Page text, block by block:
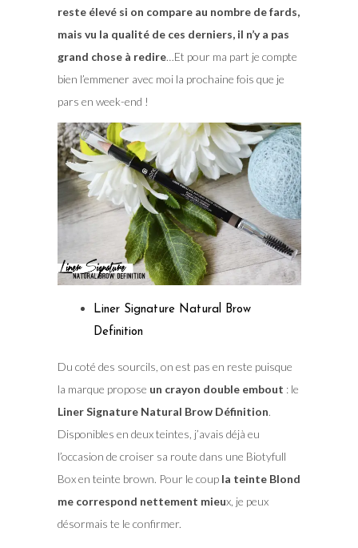
reste élevé si on compare au nombre de fards,
mais vu la qualité de ces derniers, il n’y a pas
grand chose à redire…Et pour ma part je compte
bien l’emmener avec moi la prochaine fois que je
pars en week-end !
Liner Signature Natural Brow
Definition
Du coté des sourcils, on est pas en reste puisque
la marque propose un crayon double embout : le
Liner Signature Natural Brow Définition.
Disponibles en deux teintes, j’avais déjà eu
l’occasion de croiser sa route dans une Biotyfull
Box en teinte brown. Pour le coupla teinte Blond
me correspond nettement mieux, je peux
désormais te le confirmer.